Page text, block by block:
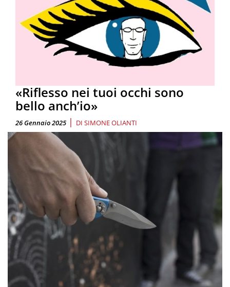
«Riflesso nei tuoi occhi sono
bello anch’io»
26 Gennaio 2025 | DI SIMONE OLIANTI